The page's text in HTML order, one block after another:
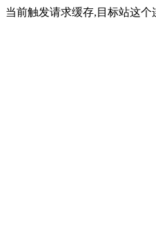
当前触发请求缓存,目标站这